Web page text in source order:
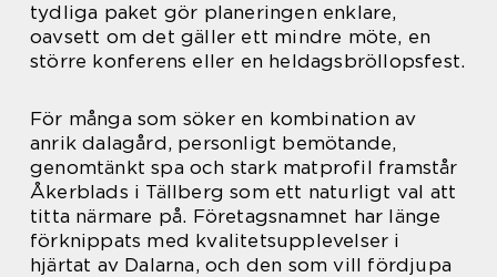
tydliga paket gör planeringen enklare,
oavsett om det gäller ett mindre möte, en
större konferens eller en heldagsbröllopsfest.
För många som söker en kombination av
anrik dalagård, personligt bemötande,
genomtänkt spa och stark matprofil framstår
Åkerblads i Tällberg som ett naturligt val att
titta närmare på. Företagsnamnet har länge
förknippats med kvalitetsupplevelser i
hjärtat av Dalarna, och den som vill fördjupa